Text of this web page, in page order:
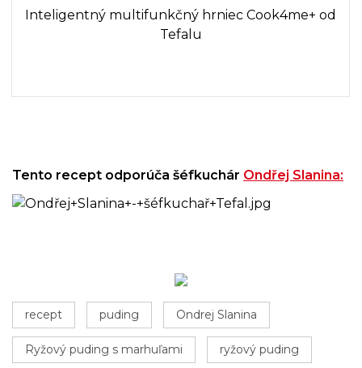
Inteligentný multifunkčný hrniec Cook4me+ od
Tefalu
Tento recept odporúča šéfkuchár Ondřej Slanina:
recept puding Ondrej Slanina
Ryžový puding s marhuľami ryžový puding